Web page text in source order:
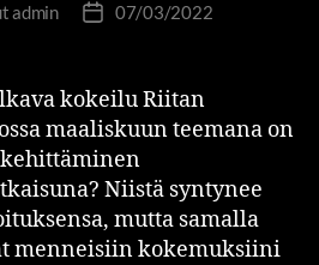
admin 07/03/2022
kokeilu Riitan
maaliskuun teemana on
Niistä syntynee
mutta samalla
menneisiin kokemuksiini